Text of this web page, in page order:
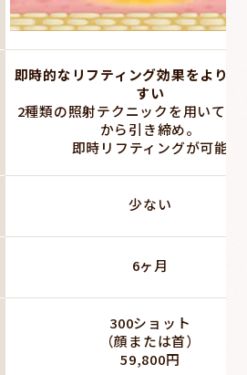
即時的なリフティング効果をより
すい
2種類の照射テクニックを用いて皮
から引き締め。
即時リフティングが可能
少ない
6ヶ月
300ショット
（顔または首）
59,800円